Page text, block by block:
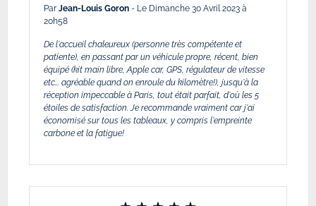
Par Jean-Louis Goron - Le Dimanche 30 Avril 2023 à
20h58
De l'accueil chaleureux (personne très compétente et
patiente), en passant par un véhicule propre, récent, bien
équipé (kit main libre, Apple car, GPS, régulateur de vitesse
etc... agréable quand on enroule du kilomètre!), jusqu'à la
réception impeccable à Paris, tout était parfait, d'où les 5
étoiles de satisfaction. Je recommande vraiment car j'ai
économisé sur tous les tableaux, y compris l'empreinte
carbone et la fatigue!